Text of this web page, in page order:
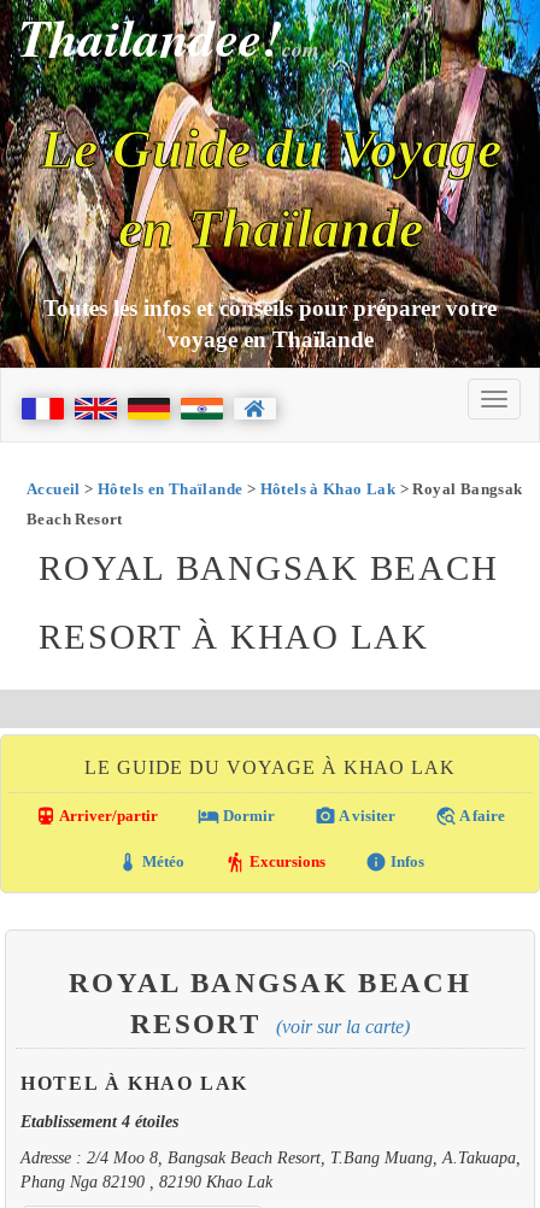
Thailandee!com
Le Guide du Voyage
en Thaïlande
Toutes les infos et conseils pour préparer votre
voyage en Thaïlande
Accueil > Hôtels en Thaïlande > Hôtels à Khao Lak > Royal Bangsak
Beach Resort
ROYAL BANGSAK BEACH
RESORT À KHAO LAK
LE GUIDE DU VOYAGE À KHAO LAK
directions_transit Arriver/partir local_hotel Dormir photo_camera A visiter travel_explore A faire
thermostat Météo hiking Excursions info Infos
ROYAL BANGSAK BEACH
RESORT
(voir sur la carte)
HOTEL À KHAO LAK
Etablissement 4 étoiles
Adresse : 2/4 Moo 8, Bangsak Beach Resort, T.Bang Muang, A.Takuapa,
Phang Nga 82190 , 82190 Khao Lak